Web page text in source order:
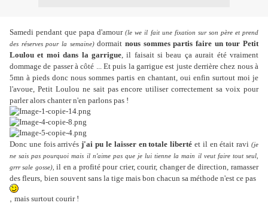
Samedi pendant que papa d'amour(le we il fait une fixation sur son père et prend
des réserves pour la semaine)dormaitnous sommes partis faire un tour Petit
Loulou et moi dans la garrigue, il faisait si beau ça aurait été vraiment
dommage de passer à côté ... Et puis la garrigue est juste derrière chez nous à
5mn à pieds donc nous sommes partis en chantant, oui enfin surtout moi je
l'avoue, Petit Loulou ne sait pas encore utiliser correctement sa voix pour
parler alors chanter n'en parlons pas !
Donc une fois arrivésj'ai pu le laisser en totale liberté et il en était ravi (je
ne sais pas pourquoi mais il n'aime pas que je lui tienne la main il veut faire tout seul,
grrr sale gosse), il en a profité pour crier, courir, changer de direction, ramasser
des fleurs, bien souvent sans la tige mais bon chacun sa méthode n'est ce pas
mais surtout courir !